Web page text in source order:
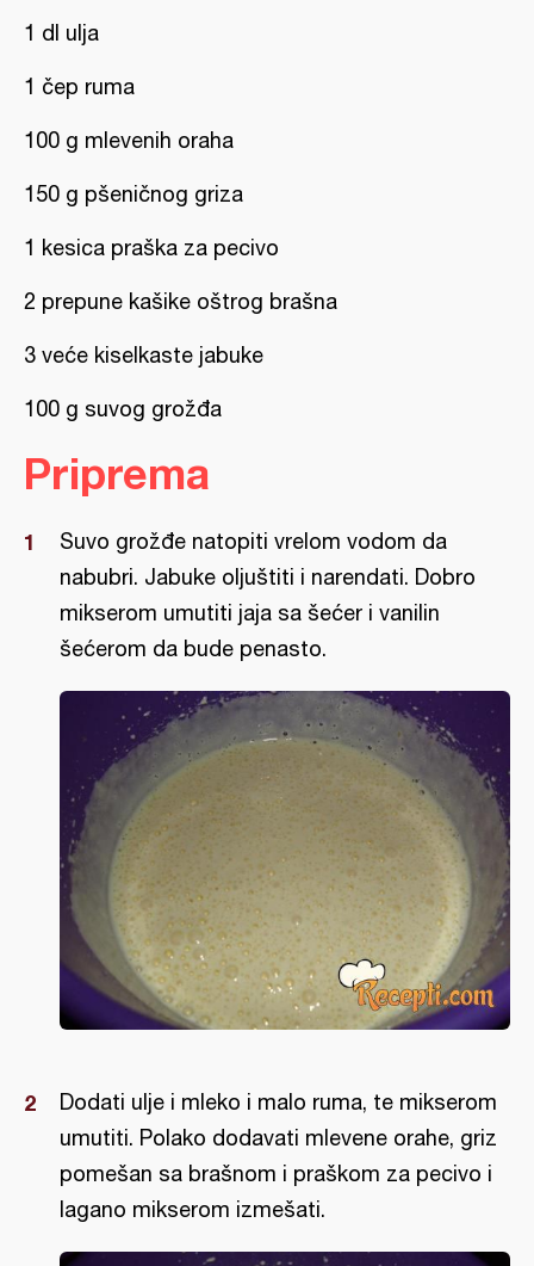
1 dl ulja
1 čep ruma
100 g mlevenih oraha
150 g pšeničnog griza
1 kesica praška za pecivo
2 prepune kašike oštrog brašna
3 veće kiselkaste jabuke
100 g suvog grožđa
Priprema
Suvo grožđe natopiti vrelom vodom da
nabubri. Jabuke oljuštiti i narendati. Dobro
mikserom umutiti jaja sa šećer i vanilin
šećerom da bude penasto.
Dodati ulje i mleko i malo ruma, te mikserom
umutiti. Polako dodavati mlevene orahe, griz
pomešan sa brašnom i praškom za pecivo i
lagano mikserom izmešati.